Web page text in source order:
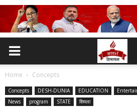
Home Concepts
Concepts DESH-DUNIA EDUCATION
News
program STATE शिमला